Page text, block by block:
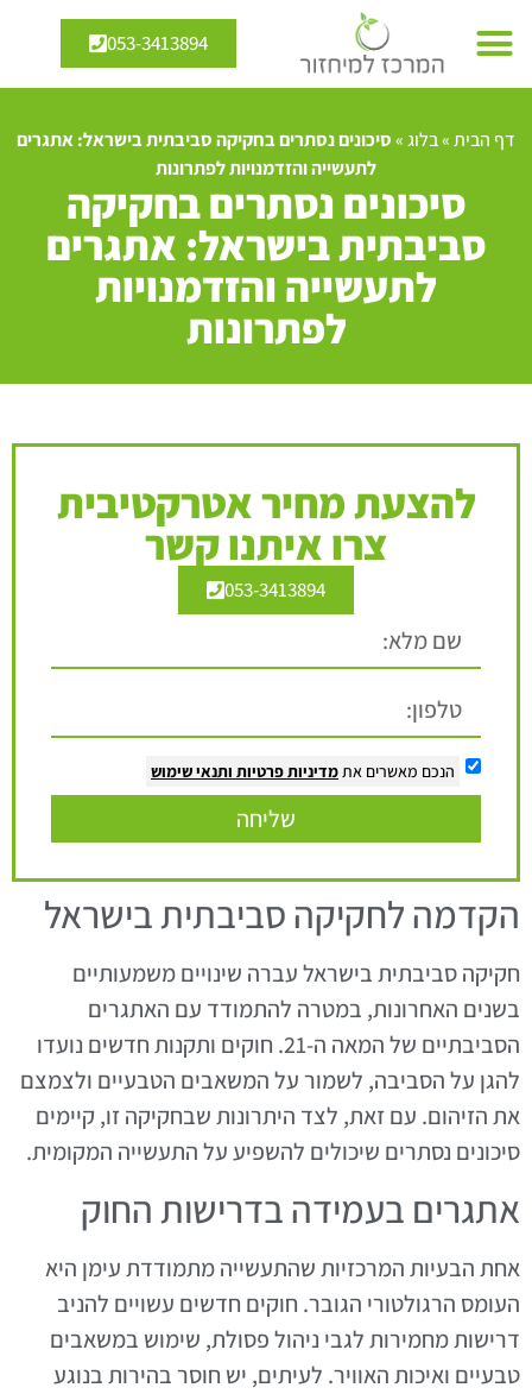
053-3413894
דף הבית»בלוג»סיכונים נסתרים בחקיקה סביבתית בישראל: אתגרים
לתעשייה והזדמנויות לפתרונות
סיכונים נסתרים בחקיקה
סביבתית בישראל: אתגרים
לתעשייה והזדמנויות
לפתרונות
להצעת מחיר אטרקטיבית
צרו איתנו קשר
053-3413894
הנכם מאשרים את מדיניות פרטיות ותנאי שימוש
שליחה
הקדמה לחקיקה סביבתית בישראל
חקיקה סביבתית בישראל עברה שינויים משמעותיים
בשנים האחרונות, במטרה להתמודד עם האתגרים
הסביבתיים של המאה ה-21. חוקים ותקנות חדשים נועדו
להגן על הסביבה, לשמור על המשאבים הטבעיים ולצמצם
את הזיהום. עם זאת, לצד היתרונות שבחקיקה זו, קיימים
סיכונים נסתרים שיכולים להשפיע על התעשייה המקומית.
אתגרים בעמידה בדרישות החוק
אחת הבעיות המרכזיות שהתעשייה מתמודדת עימן היא
העומס הרגולטורי הגובר. חוקים חדשים עשויים להניב
דרישות מחמירות לגבי ניהול פסולת, שימוש במשאבים
טבעיים ואיכות האוויר. לעיתים, יש חוסר בהירות בנוגע